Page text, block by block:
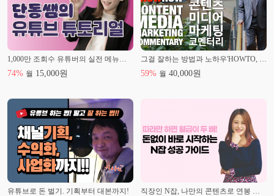
1,000만 조회수 유튜버의 실전 메뉴얼, 유튜브로 월 100만 원 벌기
74% 월 15,000원
그걸 잘하는 방법과 노하우'HOWTO, KNOWHOW'
59% 월 40,000원
유튜브로 돈 벌기. 기획부터 대본까지!